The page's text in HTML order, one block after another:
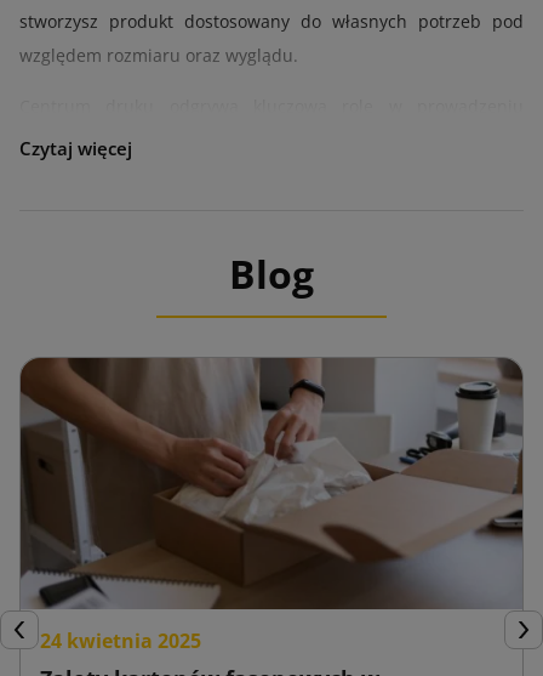
stworzysz produkt dostosowany do własnych potrzeb pod
względem rozmiaru oraz wyglądu.
biznesu, gdyż każda firma może skorzystać z
dostosować paczki i akcesoria pakowe do indywidualnych
potrzeb klientów. W tym miejscu masz możliwość
nadrukowania swoich personalizowanych produktów, w tym
loga, motta czy innych informacji na temat prowadzonej
Usługi w centrum druku
Centra druku oferują szeroki wachlarz usług dostosowanych
do indywidualnych potrzeb swoich klientów. W zależności od
Blog
Poprzedni
24 kwietnia 2025